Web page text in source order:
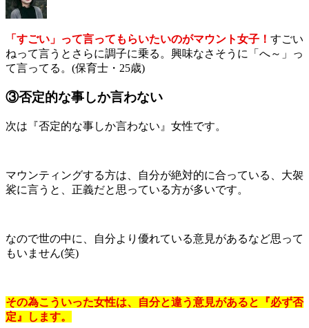
「すごい」って言ってもらいたいのがマウント女子！ すごい
ねって言うとさらに調子に乗る。興味なさそうに「へ～」っ
て言ってる。(保育士・25歳)
③否定的な事しか言わない
次は『否定的な事しか言わない』女性です。
マウンティングする方は、自分が絶対的に合っている、大袈
裟に言うと、正義だと思っている方が多いです。
なので世の中に、自分より優れている意見があるなど思って
もいません(笑)
その為こういった女性は、自分と違う意見があると『必ず否
定』します。